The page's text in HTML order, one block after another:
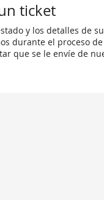
ticket
y los detalles de
durante el proceso
que se le envíe de